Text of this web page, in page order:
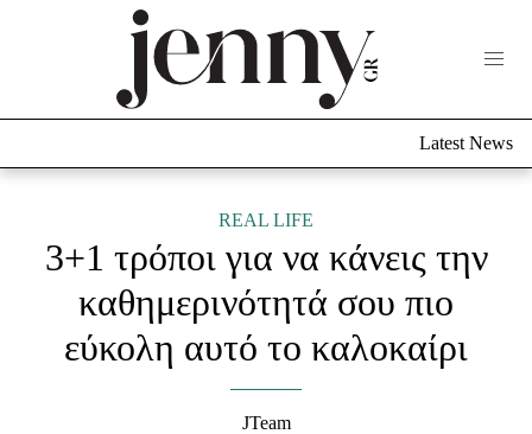
Culture
Fashion
Shopping
Styling Tips
Latest News
REAL LIFE
3+1 τρόποι για να κάνεις την
καθημερινότητά σου πιο
εύκολη αυτό το καλοκαίρι
JTeam